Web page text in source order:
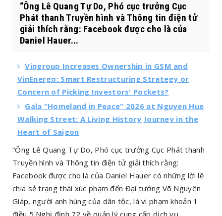
“Ông Lê Quang Tự Do, Phó cục trưởng Cục
Phát thanh Truyền hình và Thông tin điện tử
giải thích rằng: Facebook được cho là của
Daniel Hauer...
Vingroup Increases Ownership in GSM and
VinEnergo: Smart Restructuring Strategy or
Concern of Picking Investors' Pockets?
Gala “Homeland in Peace” 2026 at Nguyen Hue
Walking Street: A Living History Journey in the
Heart of Saigon
“Ông Lê Quang Tự Do, Phó cục trưởng Cục Phát thanh
Truyền hình và Thông tin điện tử giải thích rằng:
Facebook được cho là của Daniel Hauer có những lời lẽ
chia sẻ trạng thái xúc phạm đến Đại tướng Võ Nguyên
Giáp, người anh hùng của dân tộc, là vi phạm khoản 1
điều 5 Nghị định 72 về quản lý cung cấp dịch vụ